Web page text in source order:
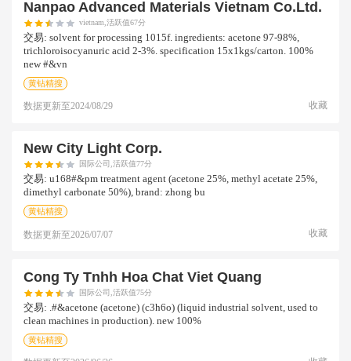
Nanpao Advanced Materials Vietnam Co.ltd.
vietnam,活跃值67分
交易: solvent for processing 1015f. ingredients: acetone 97-98%,
trichloroisocyanuric acid 2-3%. specification 15x1kgs/carton. 100%
new #&vn
黄钻精搜
数据更新至2024/08/29 收藏
New City Light Corp.
国际公司,活跃值77分
交易: u168#&pm treatment agent (acetone 25%, methyl acetate 25%,
dimethyl carbonate 50%), brand: zhong bu
黄钻精搜
数据更新至2026/07/07 收藏
Cong Ty Tnhh Hoa Chat Viet Quang
国际公司,活跃值75分
交易: .#&acetone (acetone) (c3h6o) (liquid industrial solvent, used to
clean machines in production). new 100%
黄钻精搜